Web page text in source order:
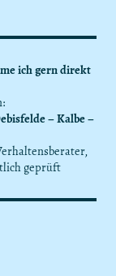
ich gern direkt
– Kalbe –
geprüft